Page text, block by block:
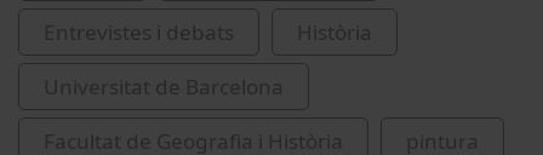
Entrevistes i debats
Història
Universitat de Barcelona
Facultat de Geografia i Història
pintura